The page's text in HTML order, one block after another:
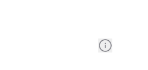
Information